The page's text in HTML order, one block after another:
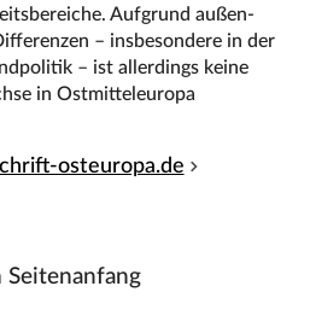
Aufgrund außen-
– insbesondere in der
– ist allerdings keine
in Ostmitteleuropa
osteuropa.de
Seitenanfang